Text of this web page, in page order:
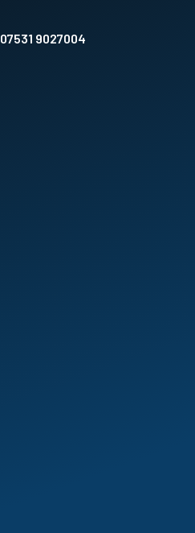
07531 9027004